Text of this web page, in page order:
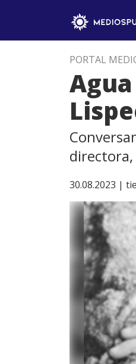
PORTAL
directora,
30.08.2023 |